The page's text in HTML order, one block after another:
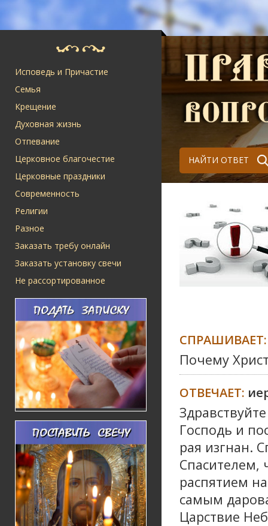
Исповедь и Причастие
Семья
Крещение
Духовная жизнь
Отпевание
Церковное благочестие
Церковные праздники
Современность
Религии
Разное
Заказать требу онлайн
Заказать установку свечи
Не рассортированное
НАЙТИ ОТВЕТ
СПРАШИВАЕТ:
Почему
ОТВЕЧАЕТ:
Господь и
рая изгнан.
Спасителем,
распятием
самым
Царствие